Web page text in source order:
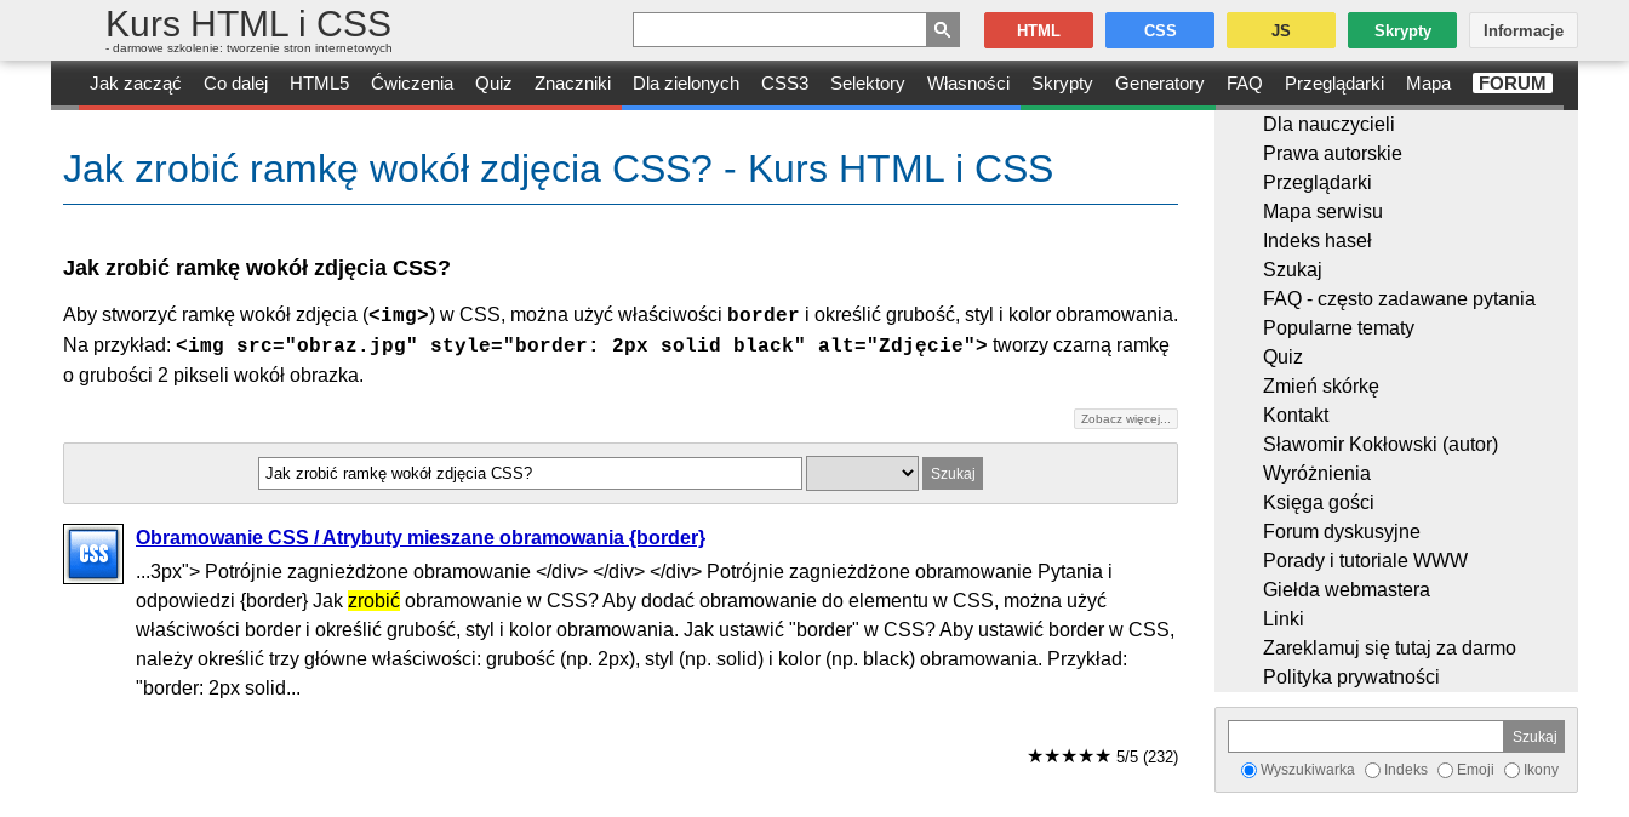
Kurs HTML i CSS
- darmowe szkolenie: tworzenie stron internetowych
Jak zacząć Co dalej HTML5 Ćwiczenia Quiz Znaczniki Dla zielonych CSS3 Selektory Własności Skrypty Generatory FAQ Przeglądarki Mapa FORUM
HTML CSS JS Skrypty Informacje
Dla nauczycieli
Prawa autorskie
Przeglądarki
Mapa serwisu
Indeks haseł
Szukaj
FAQ - często zadawane pytania
Popularne tematy
Quiz
Zmień skórkę
Kontakt
Sławomir Kokłowski (autor)
Wyróżnienia
Księga gości
Forum dyskusyjne
Porady i tutoriale WWW
Giełda webmastera
Linki
Zareklamuj się tutaj za darmo
Polityka prywatności
Wyszukiwarka Indeks Emoji Ikony
Jak zrobić ramkę wokół zdjęcia CSS? - Kurs HTML i CSS
Jak zrobić ramkę wokół zdjęcia CSS?
Aby stworzyć ramkę wokół zdjęcia (<img>) w CSS, można użyć właściwości border i określić grubość, styl i kolor obramowania.
Na przykład: <img src="obraz.jpg" style="border: 2px solid black" alt="Zdjęcie"> tworzy czarną ramkę
o grubości 2 pikseli wokół obrazka.
Zobacz więcej...
Obramowanie CSS / Atrybuty mieszane obramowania {border}
...3px"> Potrójnie zagnieżdżone obramowanie </div> </div> </div> Potrójnie zagnieżdżone obramowanie Pytania i
odpowiedzi {border} Jak zrobić obramowanie w CSS? Aby dodać obramowanie do elementu w CSS, można użyć
właściwości border i określić grubość, styl i kolor obramowania. Jak ustawić "border" w CSS? Aby ustawić border w CSS,
należy określić trzy główne właściwości: grubość (np. 2px), styl (np. solid) i kolor (np. black) obramowania. Przykład:
"border: 2px solid...
★★★★★ 5/5 (232)